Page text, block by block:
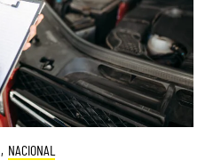
, NACIONAL